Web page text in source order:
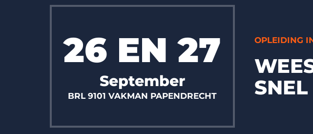
26 EN 27
September
BRL 9101 VAKMAN PAPENDRECHT
OPLEIDING